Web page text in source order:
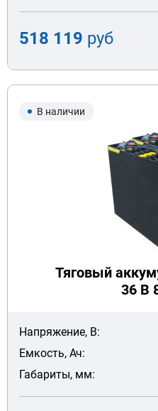
518 119 руб
В наличии
Тяговый
36 В
Напряжение, В:
Емкость, Ач:
Габариты, мм: